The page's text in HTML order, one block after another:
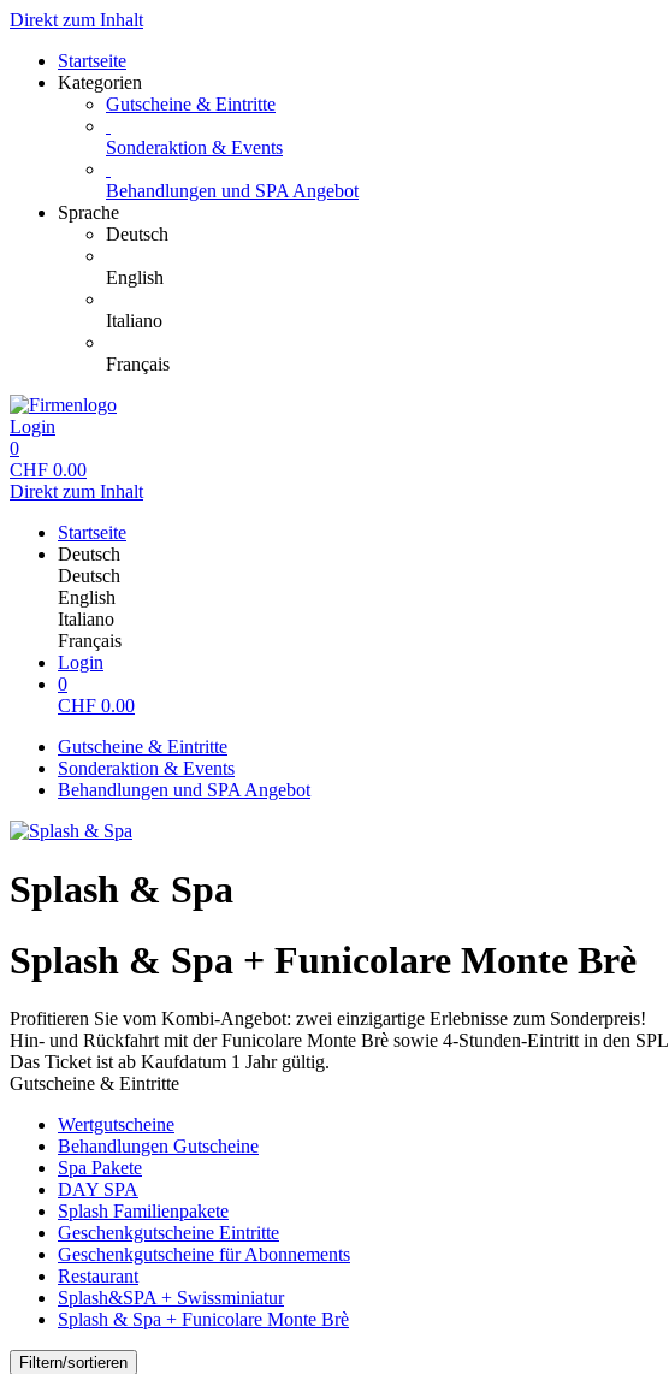
Direkt zum Inhalt
Startseite
Kategorien
Gutscheine & Eintritte
Sonderaktion & Events
Behandlungen und SPA Angebot
Sprache
Deutsch
English
Italiano
Français
Login
0
CHF 0.00
Direkt zum Inhalt
Startseite
Deutsch
Deutsch
English
Italiano
Français
Login
0
CHF 0.00
Gutscheine & Eintritte
Sonderaktion & Events
Behandlungen und SPA Angebot
Splash & Spa
Splash & Spa + Funicolare Monte Brè
Profitieren Sie vom Kombi-Angebot: zwei einzigartige Erlebnisse zum Sonderpreis!
Hin- und Rückfahrt mit der Funicolare Monte Brè sowie 4-Stunden-Eintritt in den
Das Ticket ist ab Kaufdatum 1 Jahr gültig.
Gutscheine & Eintritte
Wertgutscheine
Behandlungen Gutscheine
Spa Pakete
DAY SPA
Splash Familienpakete
Geschenkgutscheine Eintritte
Geschenkgutscheine für Abonnements
Restaurant
Splash&SPA + Swissminiatur
Splash & Spa + Funicolare Monte Brè
Filtern/sortieren